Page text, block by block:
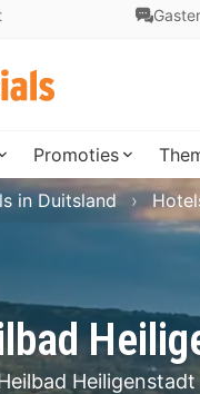
Promoties
Heiligenstadt
in Duitsland